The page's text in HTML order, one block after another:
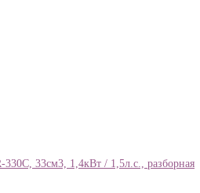
33см3, 1,4кВт / 1,5л.с., разборная